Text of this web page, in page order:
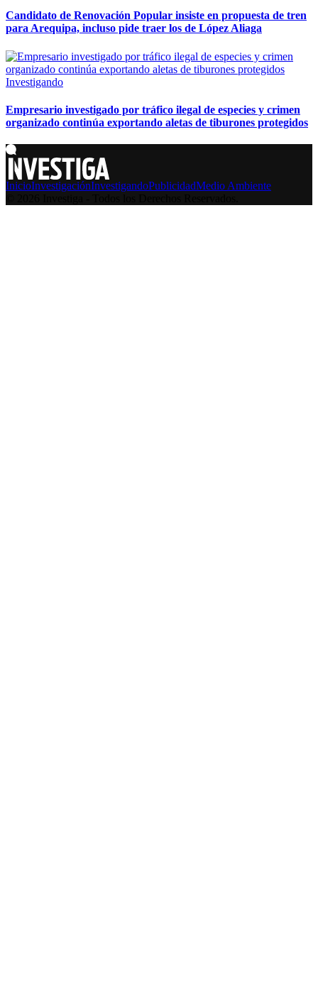
Candidato de Renovación Popular insiste en propuesta de tren
para Arequipa, incluso pide traer los de López Aliaga
Investigando
Empresario investigado por tráfico ilegal de especies y crimen
organizado continúa exportando aletas de tiburones protegidos
InicioInvestigaciónInvestigandoPublicidadMedio Ambiente